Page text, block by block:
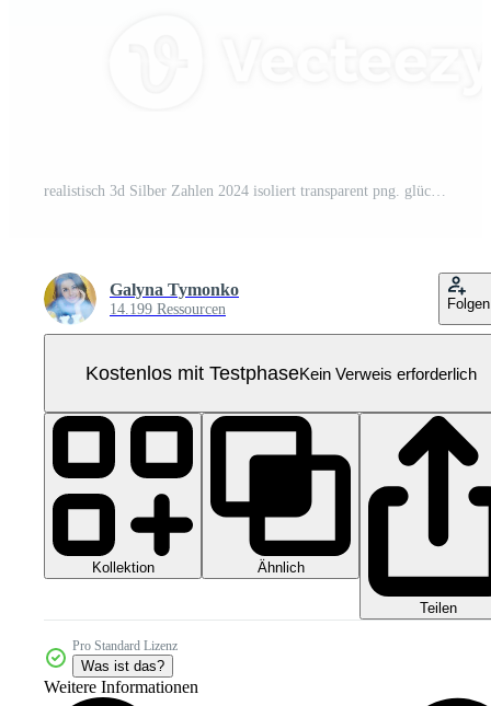
realistisch 3d Silber Zahlen 2024 isoliert transparent png. glücklich Neu Jahr und fröhlich Weihnachten Ferien Gruß Karte Konzept zum Netz, drucken Design Element Pro PNG
Galyna Tymonko
14.199 Ressourcen Folgen
Kostenlos mit TestphaseKein Verweis erforderlich
Kollektion Ähnlich
Teilen
Pro Standard Lizenz
Was ist das?
Weitere Informationen